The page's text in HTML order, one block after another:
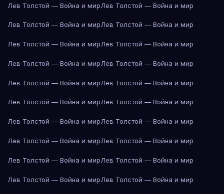
Лев Толстой — Война и мирЛев Толстой — Война и мир
Лев Толстой — Война и мирЛев Толстой — Война и мир
Лев Толстой — Война и мирЛев Толстой — Война и мир
Лев Толстой — Война и мирЛев Толстой — Война и мир
Лев Толстой — Война и мирЛев Толстой — Война и мир
Лев Толстой — Война и мирЛев Толстой — Война и мир
Лев Толстой — Война и мирЛев Толстой — Война и мир
Лев Толстой — Война и мирЛев Толстой — Война и мир
Лев Толстой — Война и мирЛев Толстой — Война и мир
Лев Толстой — Война и мирЛев Толстой — Война и мир